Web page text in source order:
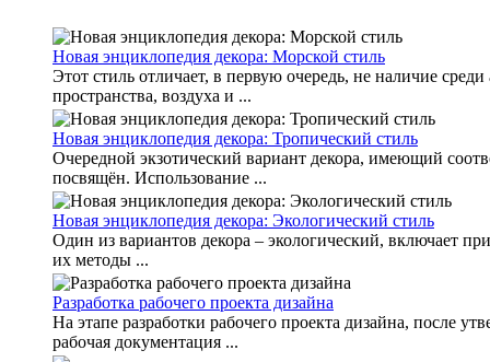
Новая энциклопедия декора: Морской стиль
Этот стиль отличает, в первую очередь, не наличие
пространства, воздуха и ...
Новая энциклопедия декора: Тропический стиль
Очередной экзотический вариант декора, имеющий
посвящён. Использование ...
Новая энциклопедия декора: Экологический стиль
Один из вариантов декора – экологический, включает
их методы ...
Разработка рабочего проекта дизайна
На этапе разработки рабочего проекта дизайна, после
рабочая документация ...